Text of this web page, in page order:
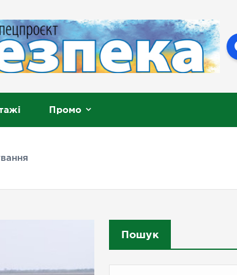
Промо
Пошук